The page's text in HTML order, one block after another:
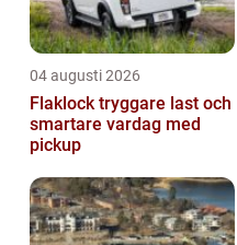
04 augusti 2026
Flaklock tryggare last och
smartare vardag med
pickup